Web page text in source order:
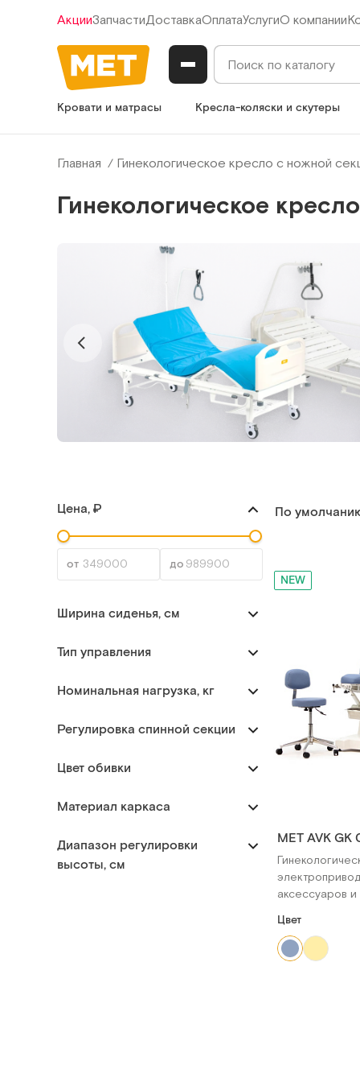
АкцииЗапчастиДоставкаОплатаУслугиО компании
Кровати и матрасы Кресла-коляски и скутеры
Главная Гинекологическое кресло с ножной
Гинекологическое
Цена, ₽
Ширина сиденья, см
Тип управления
Номинальная нагрузка, кг
Регулировка спинной секции
Цвет обивки
Материал каркаса
Диапазон регулировки
высоты, см
По
NEW
MET AVK GK
аксессуаров
Цвет